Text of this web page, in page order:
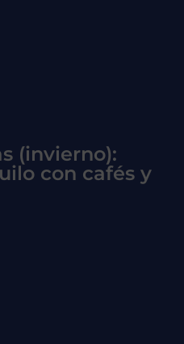
(invierno):
con cafés y